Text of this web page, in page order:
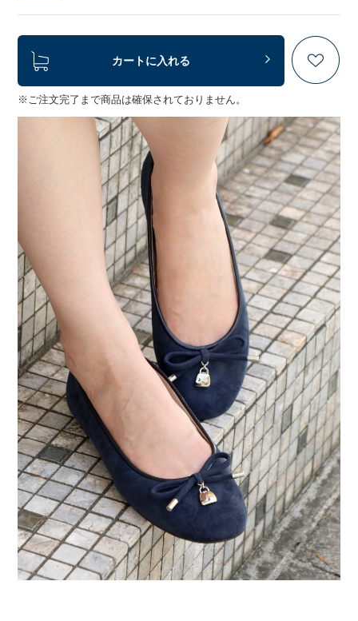
カートに入れる
※ご注文完了まで商品は確保されておりません。